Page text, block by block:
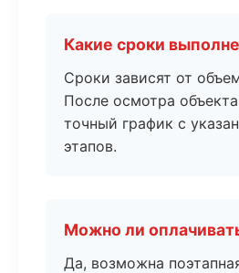
Какие сроки
Сроки зависят от
После осмотра
точный график с
этапов.
Можно ли
Да, возможна